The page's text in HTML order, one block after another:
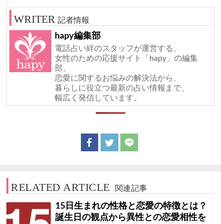
記者情報
hapy編集部
電話占い絆のスタッフが運営する、
女性のための応援サイト「hapy」の編集
部。
恋愛に関するお悩みの解決法から、
暮らしに役立つ最新の占い情報まで、
幅広く発信しています。
RELATED ARTICLE 関連記事
15日生まれの性格と恋愛の特徴とは？
誕生日の観点から異性との恋愛相性を